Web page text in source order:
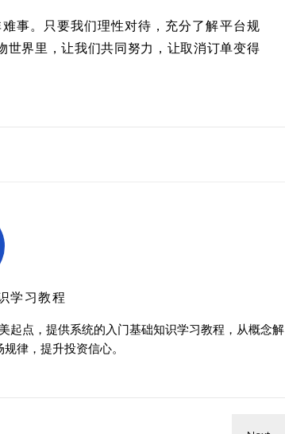
事。只要我们理性对待，充分了解平台规
世界里，让我们共同努力，让取消订单变得
学习教程
起点，提供系统的入门基础知识学习教程，从概念解
律，提升投资信心。